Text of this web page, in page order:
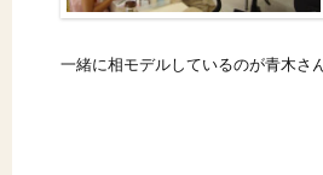
一緒に相モデルしているのが青木さん